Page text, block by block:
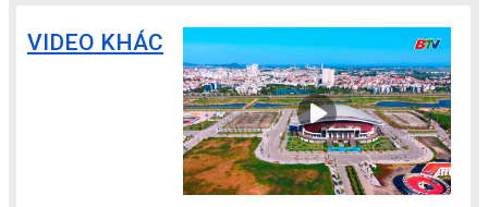
VIDEO KHÁC